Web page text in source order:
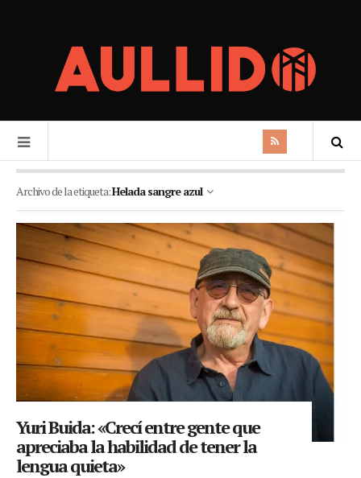
Archivo de la etiqueta:Helada sangre azul
Yuri Buida: «Crecí entre gente que
apreciaba la habilidad de tener la
lengua quieta»